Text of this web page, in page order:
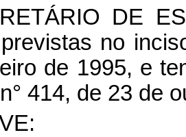
DE
no
de 1995, e
414, de 23 de